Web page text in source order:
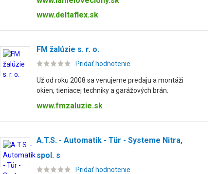
www.deltaflex.sk
FM žalúzie s. r. o.
Pridať hodnotenie
Už od roku 2008 sa venujeme predaju a montáži
okien, tieniacej techniky a garážových brán.
www.fmzaluzie.sk
A.T.S. - Automatik - Tür - Systeme Nitra,
spol. s
Pridať hodnotenie